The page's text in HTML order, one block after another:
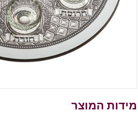
מידות המוצר